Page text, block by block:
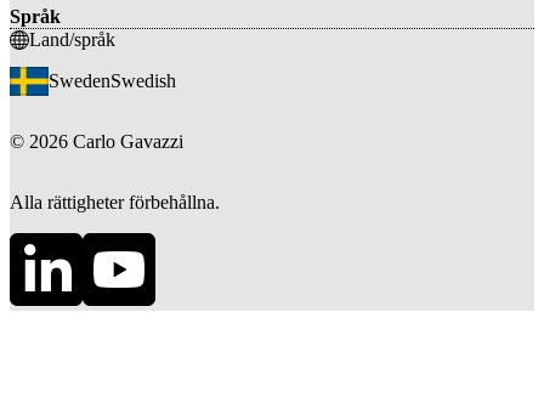
Språk
Land/språk
SwedenSwedish
© 2026 Carlo Gavazzi
Alla rättigheter förbehållna.